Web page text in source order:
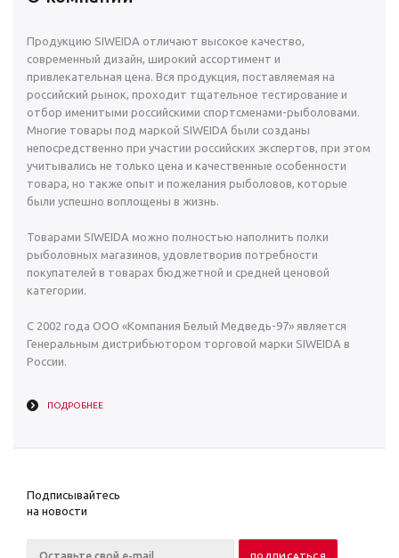
Продукцию SIWEIDA отличают высокое качество,
современный дизайн, широкий ассортимент и
привлекательная цена. Вся продукция, поставляемая на
российский рынок, проходит тщательное тестирование и
отбор именитыми российскими спортсменами-рыболовами.
Многие товары под маркой SIWEIDA были созданы
непосредственно при участии российских экспертов, при этом
учитывались не только цена и качественные особенности
товара, но также опыт и пожелания рыболовов, которые
были успешно воплощены в жизнь.
Товарами SIWEIDA можно полностью наполнить полки
рыболовных магазинов, удовлетворив потребности
покупателей в товарах бюджетной и средней ценовой
категории.
С 2002 года ООО «Компания Белый Медведь-97» является
Генеральным дистрибьютором торговой марки SIWEIDA в
России.
ПОДРОБНЕЕ
Подписывайтесь
на новости